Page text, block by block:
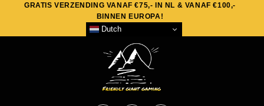
content
GRATIS VERZENDING VANAF €75,- IN NL & VANAF €100,-
BINNEN EUROPA!
Dutch